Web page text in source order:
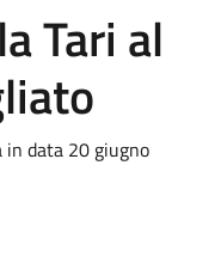
Tari al
in data 20 giugno